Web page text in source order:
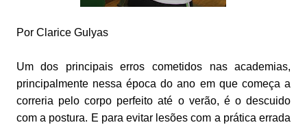
Por Clarice Gulyas
Um dos principais erros cometidos nas academias,
principalmente nessa época do ano em que começa a
correria pelo corpo perfeito até o verão, é o descuido
com a postura. E para evitar lesões com a prática errada